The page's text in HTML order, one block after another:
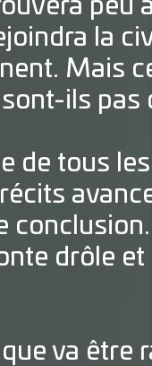
peu
la
Mais
ils pas
de tous
drôle
va être